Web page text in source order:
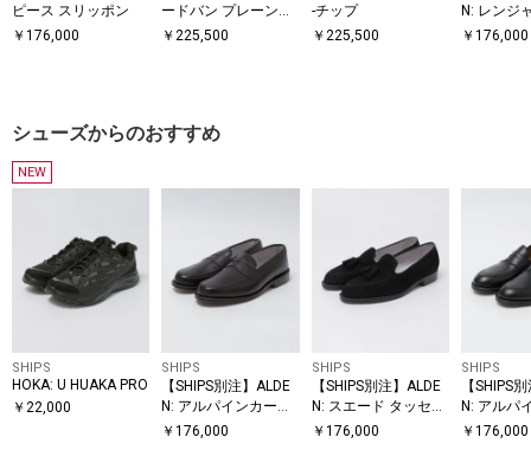
ピース スリッポン
￥ 176,000
ードバン プレーント
ゥ
￥ 225,500
-チップ
￥ 225,500
N: レンジ
￥176,000
シューズからのおすすめ
NEW
SHIPS
HOKA: U HUAKA PRO
￥ 22,000
SHIPS
【SHIPS別注】ALDE
N: アルパインカーフ
コイン ローファー
￥176,000
SHIPS
【SHIPS別注】ALDE
N: スエード タッセル
ローファー
￥ 176,000
SHIPS
【SHIPS
N: アルパ
ペニー ロ
￥176,000